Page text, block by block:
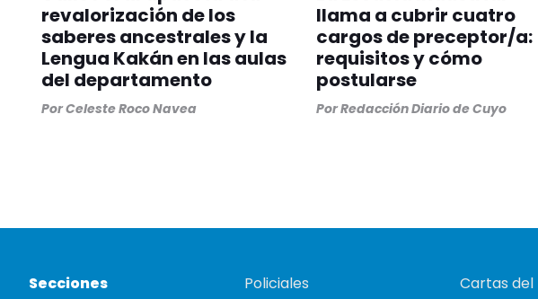
revalorización de los
saberes ancestrales y la
Lengua Kakán en las aulas
del departamento
PorCeleste Roco Navea
llama a cubrir cuatro
cargos de preceptor/a:
requisitos y cómo
postularse
PorRedacción Diario de Cuyo
Secciones
Policiales
Cartas